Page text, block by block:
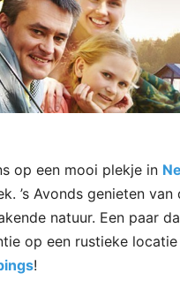
op een mooi plekje in
’s Avonds genieten
natuur. Een paar
op een rustieke
!